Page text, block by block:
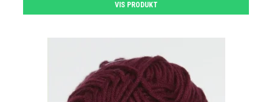
VIS PRODUKT